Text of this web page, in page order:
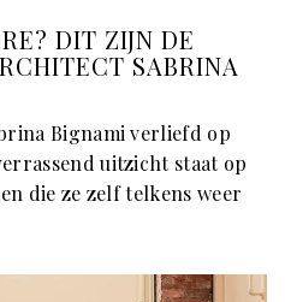
DIT ZIJN DE
SABRINA
Bignami verliefd op
uitzicht staat op
die ze zelf telkens weer